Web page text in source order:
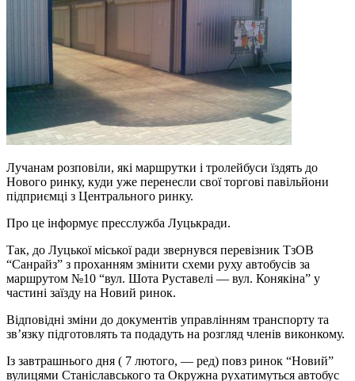
Лучанам розповіли, які маршрутки і тролейбуси їздять до
Нового ринку, куди уже перенесли свої торгові павільйони
підприємці з Центрального ринку.
Про це інформує пресслужба Луцькради.
Так, до Луцької міської ради звернувся перевізник ТзОВ
“Санрайз” з проханням змінити схеми руху автобусів за
маршрутом №10 “вул. Шота Руставелі — вул. Конякіна” у
частині заїзду на Новий ринок.
Відповідні зміни до документів управлінням транспорту та
зв’язку підготовлять та подадуть на розгляд членів виконкому.
Із завтрашнього дня ( 7 лютого, — ред) повз ринок “Новий”
вулицями Станіславського та Окружна рухатимуться автобус